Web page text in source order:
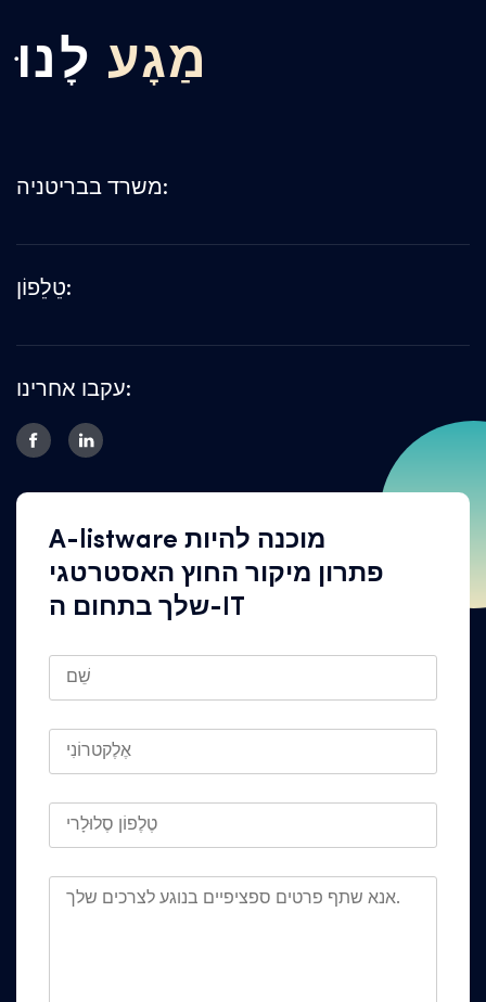
מַגָע לָנוּ
משרד בבריטניה:
טֵלֵפוֹן:
עקבו אחרינו:
A-listware מוכנה להיות
פתרון מיקור החוץ האסטרטגי
שלך בתחום ה-IT